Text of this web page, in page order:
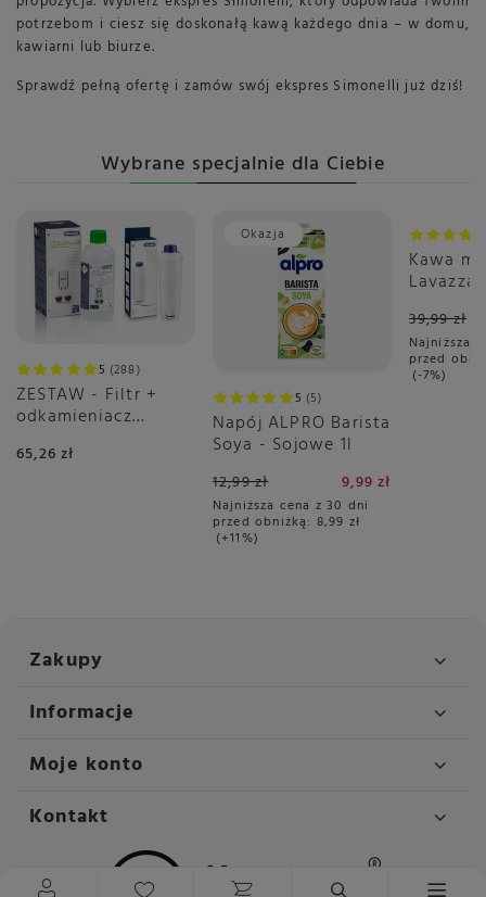
potrzebom i ciesz się doskonałą kawą każdego dnia – w domu,
kawiarni lub biurze.
Sprawdź pełną ofertę i zamów swój ekspres Simonelli już dziś!
Wybrane specjalnie dla Ciebie
5 288
ZESTAW - Filtr +
odkamieniacz
65,26 zł
Okazja
5 5
Napój ALPRO Barista
Soya - Sojowe 1l
12,99 zł 9,99 zł
Najniższa cena z 30 dni
przed obniżką: 8,99 zł
+11%
Kawa
39,99 zł
Najniższa
przed
-7%
Zakupy
Informacje
Moje konto
Kontakt